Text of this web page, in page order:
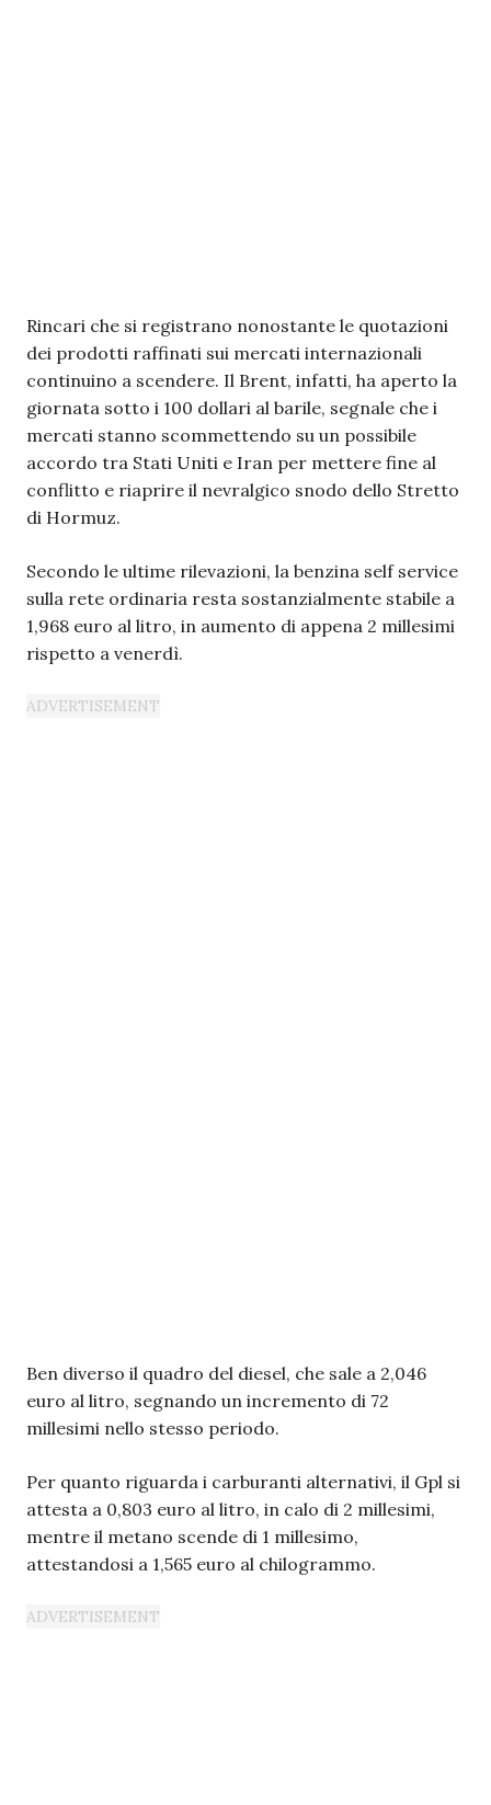
Rincari che si registrano nonostante le quotazioni
dei prodotti raffinati sui mercati internazionali
continuino a scendere. Il Brent, infatti, ha aperto la
giornata sotto i 100 dollari al barile, segnale che i
mercati stanno scommettendo su un possibile
accordo tra Stati Uniti e Iran per mettere fine al
conflitto e riaprire il nevralgico snodo dello Stretto
di Hormuz.
Secondo le ultime rilevazioni, la benzina self service
sulla rete ordinaria resta sostanzialmente stabile a
1,968 euro al litro, in aumento di appena 2 millesimi
rispetto a venerdì.
Ben diverso il quadro del diesel, che sale a 2,046
euro al litro, segnando un incremento di 72
millesimi nello stesso periodo.
Per quanto riguarda i carburanti alternativi, il Gpl si
attesta a 0,803 euro al litro, in calo di 2 millesimi,
mentre il metano scende di 1 millesimo,
attestandosi a 1,565 euro al chilogrammo.